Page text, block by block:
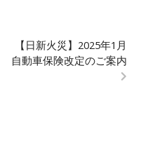
【日新火災】2025年1月
自動車保険改定のご案内